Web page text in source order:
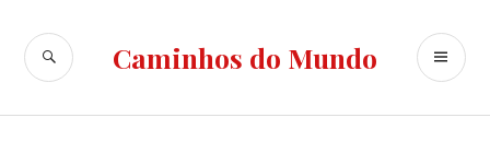
para
conteúdo
Caminhos do Mundo
BUSCA